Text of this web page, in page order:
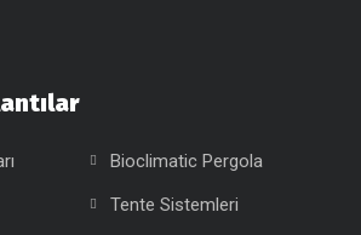
Bioclimatic Pergola
Tente Sistemleri